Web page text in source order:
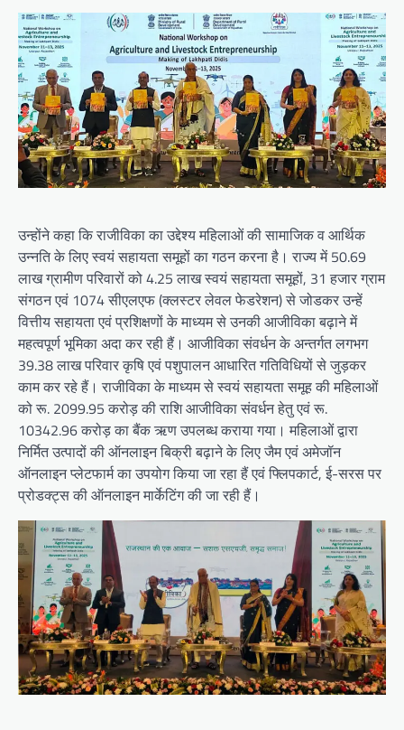
उन्होंने कहा कि राजीविका का उद्देश्य महिलाओं की सामाजिक व आर्थिक
उन्नति के लिए स्वयं सहायता समूहों का गठन करना है। राज्य में 50.69
लाख ग्रामीण परिवारों को 4.25 लाख स्वयं सहायता समूहों, 31 हजार ग्राम
संगठन एवं 1074 सीएलएफ (क्लस्टर लेवल फेडरेशन) से जोडकर उन्हें
वित्तीय सहायता एवं प्रशिक्षणों के माध्यम से उनकी आजीविका बढ़ाने में
महत्वपूर्ण भूमिका अदा कर रही हैं। आजीविका संवर्धन के अन्तर्गत लगभग
39.38 लाख परिवार कृषि एवं पशुपालन आधारित गतिविधियों से जुड़कर
काम कर रहे हैं। राजीविका के माध्यम से स्वयं सहायता समूह की महिलाओं
को रू. 2099.95 करोड़ की राशि आजीविका संवर्धन हेतु एवं रू.
10342.96 करोड़ का बैंक ऋण उपलब्ध कराया गया। महिलाओं द्वारा
निर्मित उत्पादों की ऑनलाइन बिक्री बढ़ाने के लिए जैम एवं अमेजॉन
ऑनलाइन प्लेटफार्म का उपयोग किया जा रहा हैं एवं फ्लिपकार्ट, ई-सरस पर
प्रोडक्ट्स की ऑनलाइन मार्केटिंग की जा रही हैं।